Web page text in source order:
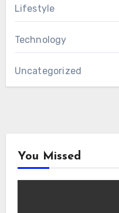
Lifestyle
Technology
Uncategorized
You Missed